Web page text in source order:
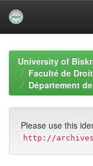
navigationUniversity of
Faculté de
Département
Please use this
http://